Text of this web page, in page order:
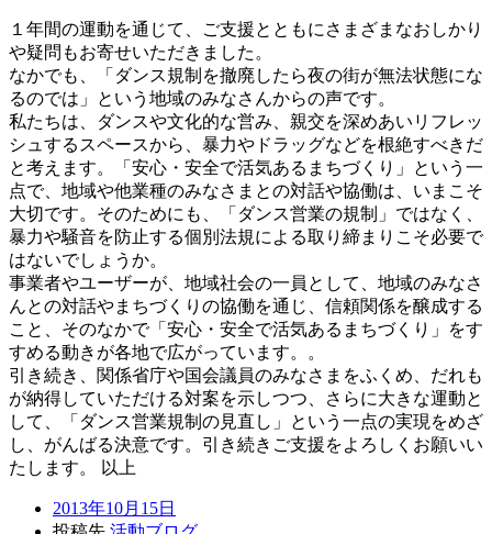
１年間の運動を通じて、ご支援とともにさまざまなおしかり
や疑問もお寄せいただきました。
なかでも、「ダンス規制を撤廃したら夜の街が無法状態にな
るのでは」という地域のみなさんからの声です。
私たちは、ダンスや文化的な営み、親交を深めあいリフレッ
シュするスペースから、暴力やドラッグなどを根絶すべきだ
と考えます。「安心・安全で活気あるまちづくり」という一
点で、地域や他業種のみなさまとの対話や協働は、いまこそ
大切です。そのためにも、「ダンス営業の規制」ではなく、
暴力や騒音を防止する個別法規による取り締まりこそ必要で
はないでしょうか。
事業者やユーザーが、地域社会の一員として、地域のみなさ
んとの対話やまちづくりの協働を通じ、信頼関係を醸成する
こと、そのなかで「安心・安全で活気あるまちづくり」をす
すめる動きが各地で広がっています。。
引き続き、関係省庁や国会議員のみなさまをふくめ、だれも
が納得していただける対案を示しつつ、さらに大きな運動と
して、「ダンス営業規制の見直し」という一点の実現をめざ
し、がんばる決意です。引き続きご支援をよろしくお願いい
たします。 以上
2013年10月15日